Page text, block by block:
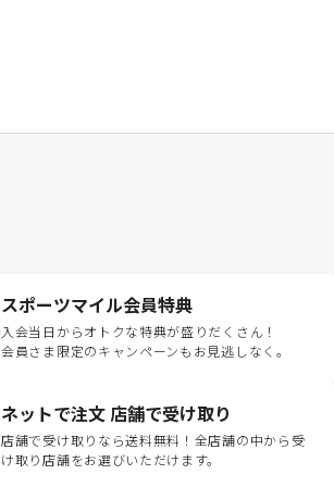
スポーツマイル会員特典
入会当日からオトクな特典が盛りだくさん！
会員さま限定のキャンペーンもお見逃しなく。
ネットで注文 店舗で受け取り
店舗で受け取りなら送料無料！全店舗の中から受
け取り店舗をお選びいただけます。